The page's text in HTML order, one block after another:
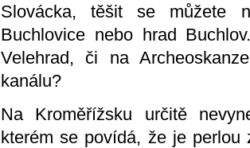
Slovácka, těšit se můžete
Buchlovice nebo hrad
Velehrad, či na
kanálu?
Na Kroměřížsku určitě
kterém se povídá, že je